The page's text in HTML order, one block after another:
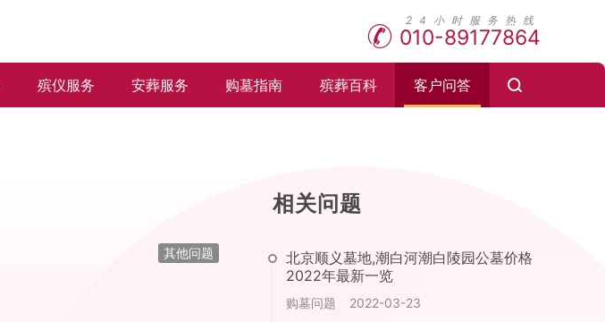
010-89177864
殡仪服务 安葬服务 购墓指南 殡葬百科 客户问答
其他问题
相关问题
北京顺义墓地,潮白河潮白陵园公墓价格
2022年最新一览
购墓问题 2022-03-23